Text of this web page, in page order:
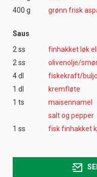
400 g
grønn frisk
Saus
2 ss
finhakket løk
2 ss
olivenolje/
4 dl
fiskekraft/
1 dl
kremfløte
1 ts
maisennamel
salt og pepper
1 ss
fisk finhakket